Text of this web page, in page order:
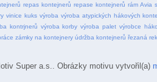
repas kontejnerů repase kontejnerů rám Avia
vinice kuks výroba výroba atypických hákových
kontrjnerů výroba korby výroba palet výrobce
zámky na kontejnery údržba kontejnerů řezaná
Super a.s.. Obrázky motivu vytvořil(a)